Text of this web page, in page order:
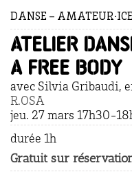
DANSE –
atelier
A FREE BODY
avec Silvia Gribaudi,
R.OSA
jeu. 27 mars 17h30-
durée 1h
Gratuit sur